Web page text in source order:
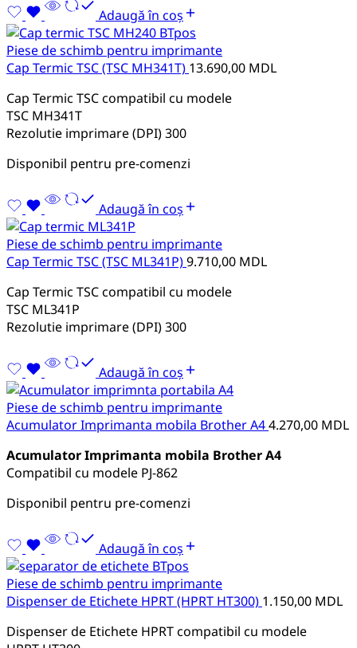
Adaugă în coș
Piese de schimb pentru imprimante
Cap Termic TSC (TSC MH341T) 13.690,00 MDL
Cap Termic TSC compatibil cu modele
TSC MH341T
Rezolutie imprimare (DPI) 300
Disponibil pentru pre-comenzi
Adaugă în coș
Piese de schimb pentru imprimante
Cap Termic TSC (TSC ML341P)9.710,00 MDL
Cap Termic TSC compatibil cu modele
TSC ML341P
Rezolutie imprimare (DPI) 300
Adaugă în coș
Piese de schimb pentru imprimante
Acumulator Imprimanta mobila Brother A44.270,00 MDL
Acumulator Imprimanta mobila Brother A4
Сompatibil cu modele PJ-862
Disponibil pentru pre-comenzi
Adaugă în coș
Piese de schimb pentru imprimante
Dispenser de Etichete HPRT (HPRT HT300) 1.150,00 MDL
Dispenser de Etichete HPRT compatibil cu modele